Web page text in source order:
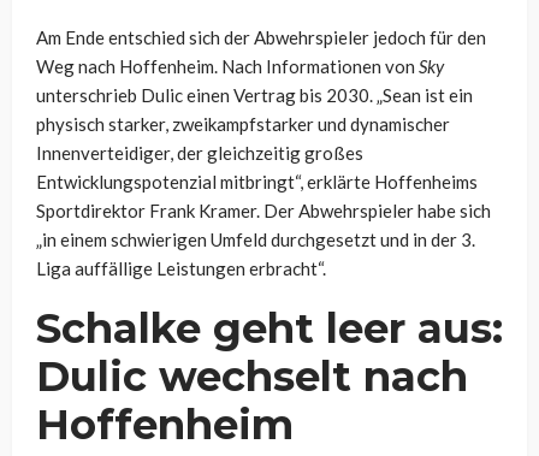
Am Ende entschied sich der Abwehrspieler jedoch für den
Weg nach Hoffenheim. Nach Informationen von Sky
unterschrieb Dulic einen Vertrag bis 2030. „Sean ist ein
physisch starker, zweikampfstarker und dynamischer
Innenverteidiger, der gleichzeitig großes
Entwicklungspotenzial mitbringt“, erklärte Hoffenheims
Sportdirektor Frank Kramer. Der Abwehrspieler habe sich
„in einem schwierigen Umfeld durchgesetzt und in der 3.
Liga auffällige Leistungen erbracht“.
Schalke geht leer aus:
Dulic wechselt nach
Hoffenheim